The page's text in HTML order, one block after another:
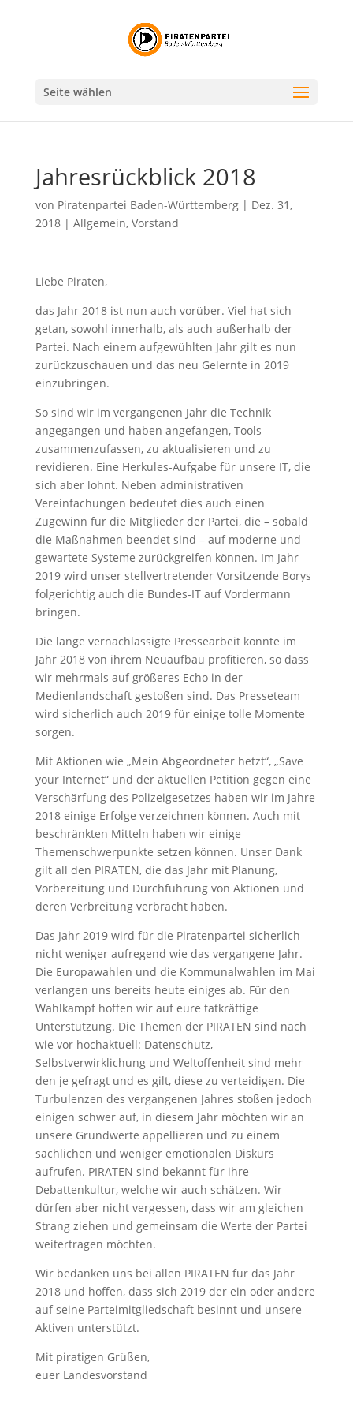
Seite wählen
Jahresrückblick 2018
von Piratenpartei Baden-Württemberg| Dez. 31,
2018| Allgemein, Vorstand
Liebe Piraten,
das Jahr 2018 ist nun auch vorüber. Viel hat sich
getan, sowohl innerhalb, als auch außerhalb der
Partei. Nach einem aufgewühlten Jahr gilt es nun
zurückzuschauen und das neu Gelernte in 2019
einzubringen.
So sind wir im vergangenen Jahr die Technik
angegangen und haben angefangen, Tools
zusammenzufassen, zu aktualisieren und zu
revidieren. Eine Herkules-Aufgabe für unsere IT, die
sich aber lohnt. Neben administrativen
Vereinfachungen bedeutet dies auch einen
Zugewinn für die Mitglieder der Partei, die – sobald
die Maßnahmen beendet sind – auf moderne und
gewartete Systeme zurückgreifen können. Im Jahr
2019 wird unser stellvertretender Vorsitzende Borys
folgerichtig auch die Bundes-IT auf Vordermann
bringen.
Die lange vernachlässigte Pressearbeit konnte im
Jahr 2018 von ihrem Neuaufbau profitieren, so dass
wir mehrmals auf größeres Echo in der
Medienlandschaft gestoßen sind. Das Presseteam
wird sicherlich auch 2019 für einige tolle Momente
sorgen.
Mit Aktionen wie „Mein Abgeordneter hetzt“, „Save
your Internet“ und der aktuellen Petition gegen eine
Verschärfung des Polizeigesetzes haben wir im Jahre
2018 einige Erfolge verzeichnen können. Auch mit
beschränkten Mitteln haben wir einige
Themenschwerpunkte setzen können. Unser Dank
gilt all den PIRATEN, die das Jahr mit Planung,
Vorbereitung und Durchführung von Aktionen und
deren Verbreitung verbracht haben.
Das Jahr 2019 wird für die Piratenpartei sicherlich
nicht weniger aufregend wie das vergangene Jahr.
Die Europawahlen und die Kommunalwahlen im Mai
verlangen uns bereits heute einiges ab. Für den
Wahlkampf hoffen wir auf eure tatkräftige
Unterstützung. Die Themen der PIRATEN sind nach
wie vor hochaktuell: Datenschutz,
Selbstverwirklichung und Weltoffenheit sind mehr
den je gefragt und es gilt, diese zu verteidigen. Die
Turbulenzen des vergangenen Jahres stoßen jedoch
einigen schwer auf, in diesem Jahr möchten wir an
unsere Grundwerte appellieren und zu einem
sachlichen und weniger emotionalen Diskurs
aufrufen. PIRATEN sind bekannt für ihre
Debattenkultur, welche wir auch schätzen. Wir
dürfen aber nicht vergessen, dass wir am gleichen
Strang ziehen und gemeinsam die Werte der Partei
weitertragen möchten.
Wir bedanken uns bei allen PIRATEN für das Jahr
2018 und hoffen, dass sich 2019 der ein oder andere
auf seine Parteimitgliedschaft besinnt und unsere
Aktiven unterstützt.
Mit piratigen Grüßen,
euer Landesvorstand